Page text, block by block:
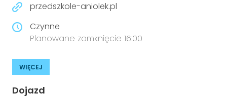
przedszkole-aniolek.pl
Czynne
Planowane zamknięcie 16:00
WIĘCEJ
Dojazd